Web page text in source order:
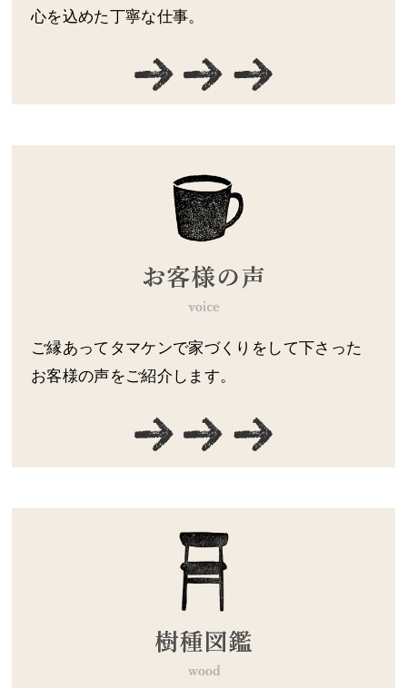
心を込めた丁寧な仕事。
ご縁あってタマケンで家づくりをして下さった
お客様の声をご紹介します。